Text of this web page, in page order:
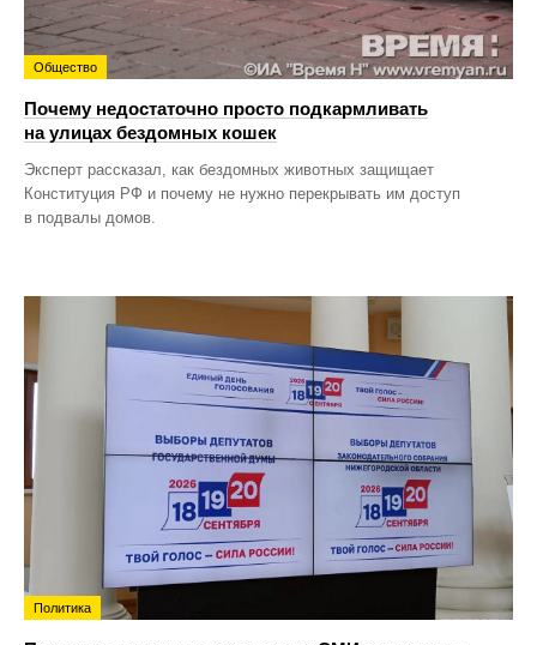
Общество
Почему недостаточно просто подкармливать
на улицах бездомных кошек
Эксперт рассказал, как бездомных животных защищает
Конституция РФ и почему не нужно перекрывать им доступ
в подвалы домов.
Политика